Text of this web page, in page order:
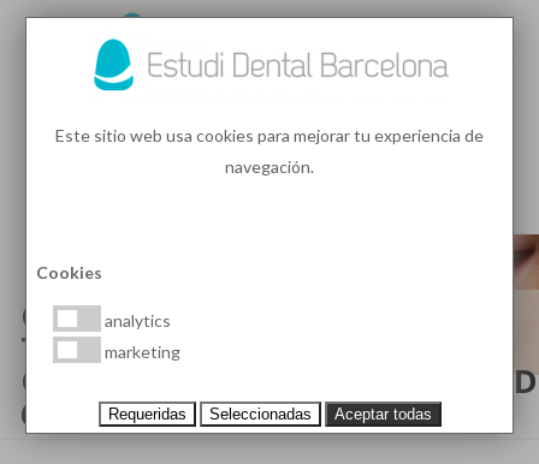
ODONTOLOGIA Y
TRATAMIENTOS
ODONTOLÓGICOS (PÁGINA 29
69)
Este sitio web usa cookies para mejorar tu experiencia de
navegación.
Cookies
analytics
marketing
Requeridas Seleccionadas Aceptar todas